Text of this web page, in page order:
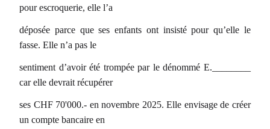
pour escroquerie, elle l’a
déposée parce que ses enfants ont insisté pour qu’elle le
fasse. Elle n’a pas le
sentiment d’avoir été trompée par le dénommé E.________
car elle devrait récupérer
ses CHF 70'000.- en novembre 2025. Elle envisage de créer
un compte bancaire en